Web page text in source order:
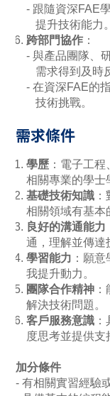
跟隨資深FAE
提升技術能力。
跨部門協作 ：
與產品團隊、
需求得到及時
在資深FAE的
技術挑戰。
需求條件
學歷 ：電子工
相關專業的學士
基礎技術知識
相關領域有基本
良好的溝通能力
通，理解並傳達
學習能力 ：願
我提升動力。
團隊合作精神
解決技術問題。
客戶服務意識
度思考並提供支
加分條件
有相關實習經驗